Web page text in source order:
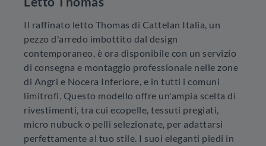
Il raffinato letto Thomas di Cattelan Italia, un
pezzo d'arredo imbottito dal design
contemporaneo, è ora disponibile con un servizio
di consegna e montaggio professionale nelle zone
di Angri e Nocera Inferiore, e in tutti i comuni
limitrofi. Questo modello offre un'ampia scelta di
rivestimenti, tra cui ecopelle, tessuti pregiati,
micro nubuck o pelli selezionate, per adattarsi
perfettamente al tuo stile. I suoi eleganti piedi in